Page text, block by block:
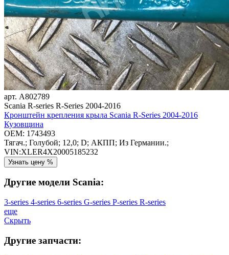
арт. A802789
Scania R-series R-Series 2004-2016
Кронштейн крепления крыла Scania R-Series 2004-2016
Кузовщина
OEM: 1743493
Тягач.; Голубой; 12,0; D; АКПП; Из Германии.;
VIN:XLER4X20005185232
Узнать цену %
Другие модели Scania:
3-series 4-series 6-series G-series P-series R-series
еще
Скрыть
Другие запчасти: